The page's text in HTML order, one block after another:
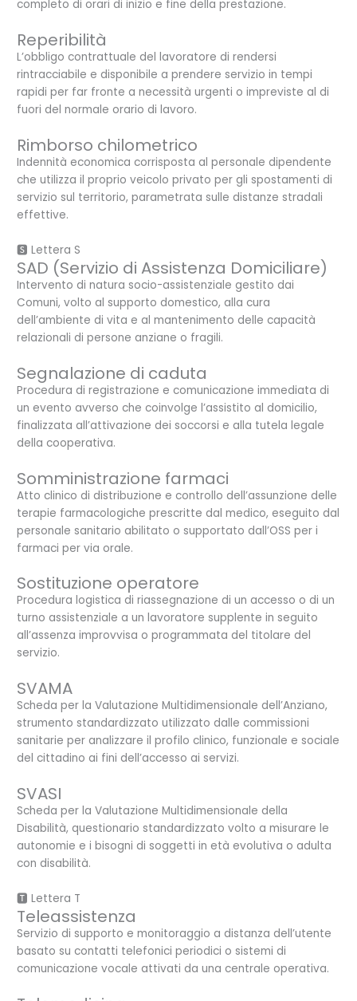
completo di orari di inizio e fine della prestazione.
Reperibilità
L’obbligo contrattuale del lavoratore di rendersi
rintracciabile e disponibile a prendere servizio in tempi
rapidi per far fronte a necessità urgenti o impreviste al di
fuori del normale orario di lavoro.
Rimborso chilometrico
Indennità economica corrisposta al personale dipendente
che utilizza il proprio veicolo privato per gli spostamenti di
servizio sul territorio, parametrata sulle distanze stradali
effettive.
🆂 Lettera S
SAD (Servizio di Assistenza Domiciliare)
Intervento di natura socio-assistenziale gestito dai
Comuni, volto al supporto domestico, alla cura
dell’ambiente di vita e al mantenimento delle capacità
relazionali di persone anziane o fragili.
Segnalazione di caduta
Procedura di registrazione e comunicazione immediata di
un evento avverso che coinvolge l’assistito al domicilio,
finalizzata all’attivazione dei soccorsi e alla tutela legale
della cooperativa.
Somministrazione farmaci
Atto clinico di distribuzione e controllo dell’assunzione delle
terapie farmacologiche prescritte dal medico, eseguito dal
personale sanitario abilitato o supportato dall’OSS per i
farmaci per via orale.
Sostituzione operatore
Procedura logistica di riassegnazione di un accesso o di un
turno assistenziale a un lavoratore supplente in seguito
all’assenza improvvisa o programmata del titolare del
servizio.
SVAMA
Scheda per la Valutazione Multidimensionale dell’Anziano,
strumento standardizzato utilizzato dalle commissioni
sanitarie per analizzare il profilo clinico, funzionale e sociale
del cittadino ai fini dell’accesso ai servizi.
SVASI
Scheda per la Valutazione Multidimensionale della
Disabilità, questionario standardizzato volto a misurare le
autonomie e i bisogni di soggetti in età evolutiva o adulta
con disabilità.
🆃 Lettera T
Teleassistenza
Servizio di supporto e monitoraggio a distanza dell’utente
basato su contatti telefonici periodici o sistemi di
comunicazione vocale attivati da una centrale operativa.